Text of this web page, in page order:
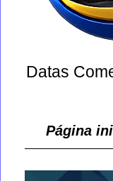
Datas
Página